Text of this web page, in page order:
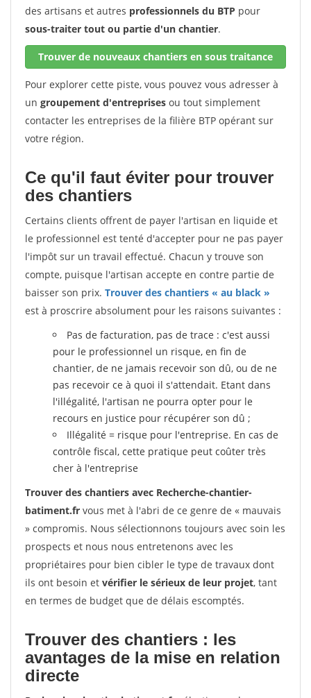
des artisans et autres professionnels du BTP pour
sous-traiter tout ou partie d'un chantier.
Trouver de nouveaux chantiers en sous traitance
Pour explorer cette piste, vous pouvez vous adresser à
un groupement d'entreprises ou tout simplement
contacter les entreprises de la filière BTP opérant sur
votre région.
Ce qu'il faut éviter pour trouver
des chantiers
Certains clients offrent de payer l'artisan en liquide et
le professionnel est tenté d'accepter pour ne pas payer
l'impôt sur un travail effectué. Chacun y trouve son
compte, puisque l'artisan accepte en contre partie de
baisser son prix. Trouver des chantiers « au black »
est à proscrire absolument pour les raisons suivantes :
Pas de facturation, pas de trace : c'est aussi
pour le professionnel un risque, en fin de
chantier, de ne jamais recevoir son dû, ou de ne
pas recevoir ce à quoi il s'attendait. Etant dans
l'illégalité, l'artisan ne pourra opter pour le
recours en justice pour récupérer son dû ;
Illégalité = risque pour l'entreprise. En cas de
contrôle fiscal, cette pratique peut coûter très
cher à l'entreprise
Trouver des chantiers avec Recherche-chantier-
batiment.fr vous met à l'abri de ce genre de « mauvais
» compromis. Nous sélectionnons toujours avec soin les
prospects et nous nous entretenons avec les
propriétaires pour bien cibler le type de travaux dont
ils ont besoin et vérifier le sérieux de leur projet, tant
en termes de budget que de délais escomptés.
Trouver des chantiers : les
avantages de la mise en relation
directe